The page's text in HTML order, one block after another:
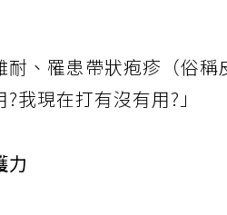
、罹患帶狀疱疹（俗
我現在打有沒有用?」
力